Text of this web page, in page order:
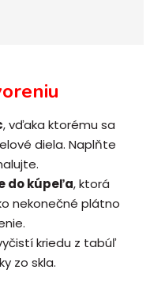
, vďaka ktorému sa
diela. Naplňte
do kúpeľa, ktorá
nekonečné plátno
kriedu z tabúľ
zo skla.